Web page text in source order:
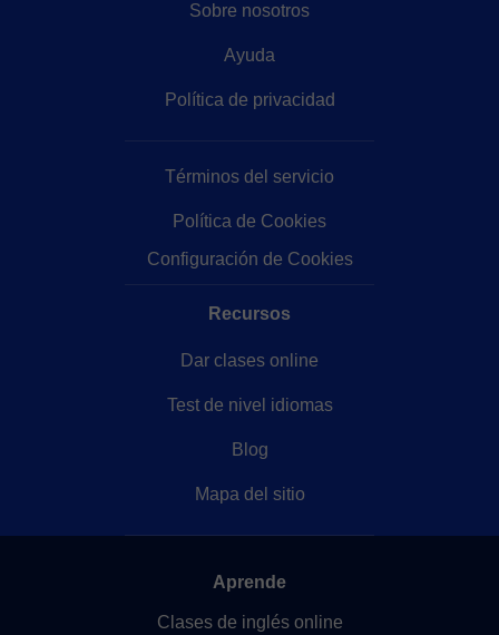
Sobre nosotros
Ayuda
Política de privacidad
Términos del servicio
Política de Cookies
Configuración de Cookies
Recursos
Dar clases online
Test de nivel idiomas
Blog
Mapa del sitio
Aprende
Clases de inglés online